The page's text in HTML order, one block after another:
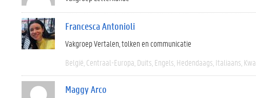
Francesca Antonioli
Vakgroep Vertalen, tolken en communicatie
België Centraal-Europa Duits Engels Hedendaags Italiaans
Maggy Arco